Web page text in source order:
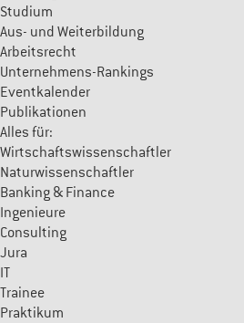
Studium
Aus- und Weiterbildung
Arbeitsrecht
Unternehmens-Rankings
Eventkalender
Publikationen
Alles für:
Wirtschaftswissenschaftler
Naturwissenschaftler
Banking & Finance
Ingenieure
Consulting
Jura
IT
Trainee
Praktikum